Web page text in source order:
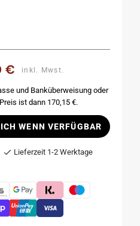
€ inkl. Mwst.
und Banküberweisung oder
ist dann 170,15 €.
WENN VERFÜGBAR
Lieferzeit 1-2 Werktage